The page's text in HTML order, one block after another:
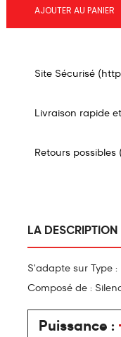
AJOUTER AU PANIER
Site Sécurisé
Livraison rapide
Retours possibles
LA DESCRIPTION
S'adapte sur Type :
Composé de :
Puissance :